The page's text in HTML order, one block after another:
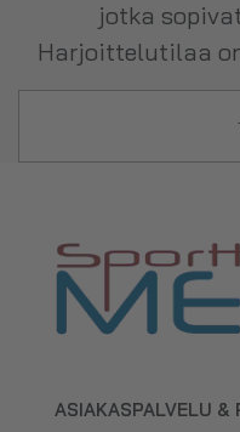
jotka
Harjoittelutilaa
ASIAKASPALVELU &